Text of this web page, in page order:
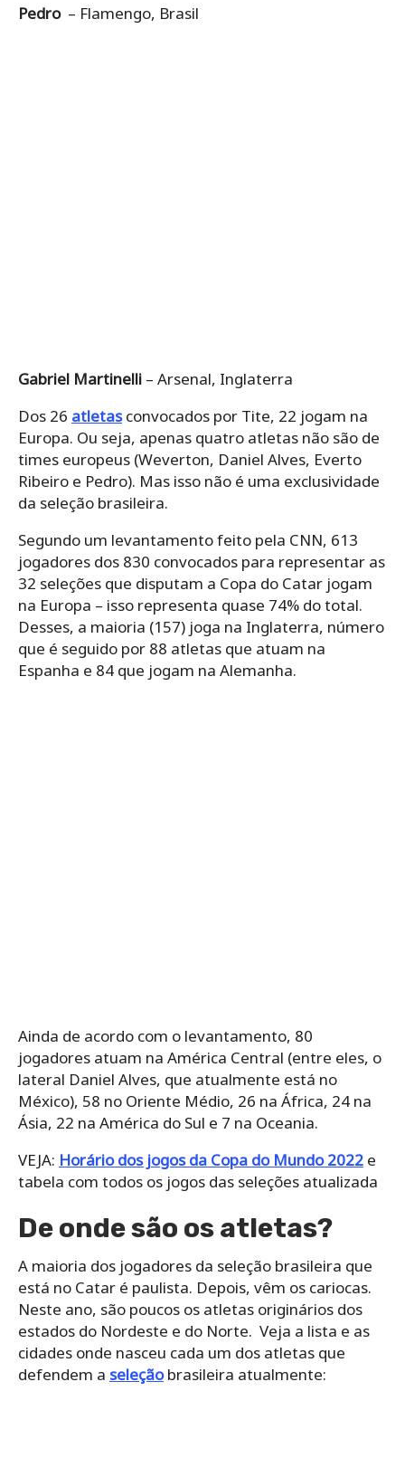
Pedro – Flamengo, Brasil
Gabriel Martinelli – Arsenal, Inglaterra
Dos 26 atletasconvocados por Tite, 22 jogam na
Europa. Ou seja, apenas quatro atletas não são de
times europeus (Weverton, Daniel Alves, Everto
Ribeiro e Pedro). Mas isso não é uma exclusividade
da seleção brasileira.
Segundo um levantamento feito pela CNN, 613
jogadores dos 830 convocados para representar as
32 seleções que disputam a Copa do Catar jogam
na Europa – isso representa quase 74% do total.
Desses, a maioria (157) joga na Inglaterra, número
que é seguido por 88 atletas que atuam na
Espanha e 84 que jogam na Alemanha.
Ainda de acordo com o levantamento, 80
jogadores atuam na América Central (entre eles, o
lateral Daniel Alves, que atualmente está no
México), 58 no Oriente Médio, 26 na África, 24 na
Ásia, 22 na América do Sul e 7 na Oceania.
VEJA: Horário dos jogos da Copa do Mundo 2022 e
tabela com todos os jogos das seleções atualizada
De onde são os atletas?
A maioria dos jogadores da seleção brasileira que
está no Catar é paulista. Depois, vêm os cariocas.
Neste ano, são poucos os atletas originários dos
estados do Nordeste e do Norte. Veja a lista e as
cidades onde nasceu cada um dos atletas que
defendem a seleçãobrasileira atualmente: